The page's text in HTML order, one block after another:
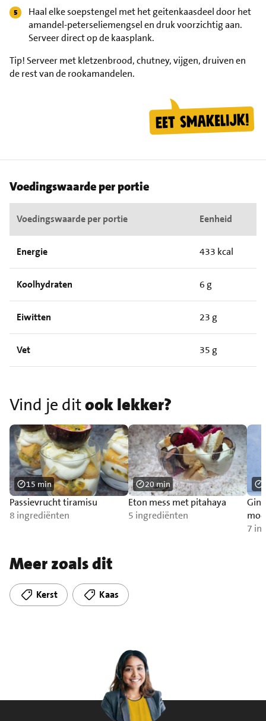
Haal elke soepstengel met het geitenkaasdeel door het
amandel-peterseliemengsel en druk voorzichtig aan.
Serveer direct op de kaasplank.
Tip!Serveer met kletzenbrood, chutney, vijgen, druiven en
de rest van de rookamandelen.
Voedingswaarde per portie
Voedingswaarde per portie Eenheid
Energie 433 kcal
Koolhydraten 6 g
Eiwitten 23 g
Vet 35 g
Vind je ditook lekker?
Passievrucht tiramisu
8 ingrediënten
15 min
Eton mess met pitahaya
5 ingrediënten
20 min
7
Meer zoals dit
Kerst Kaas